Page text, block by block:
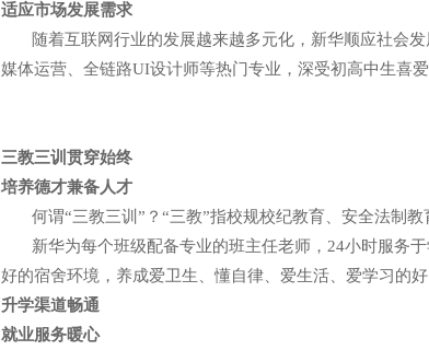
适应市场发展需求
随着互联网行业的发展越来越多元化，新华顺应社会发
媒体运营、全链路UI设计师等热门专业，深受初高中生喜爱
三教三训贯穿始终
培养德才兼备人才
何谓“三教三训”？“三教”指校规校纪教育、安全法制教
新华为每个班级配备专业的班主任老师，24小时服务于
好的宿舍环境，养成爱卫生、懂自律、爱生活、爱学习的好
升学渠道畅通
就业服务暖心